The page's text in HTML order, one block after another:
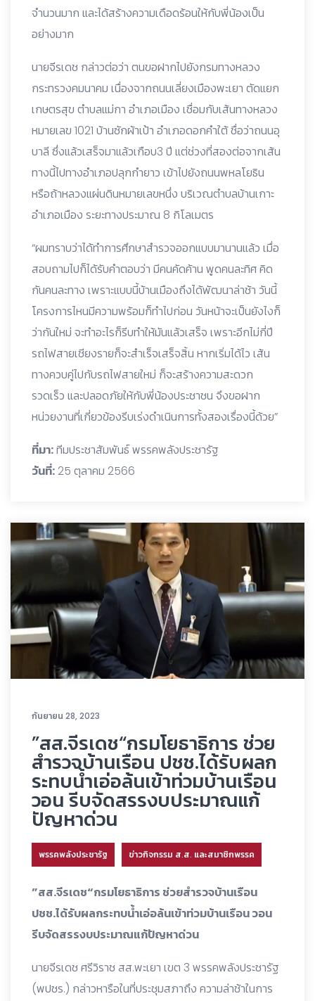
จำนวนมาก และได้สร้างความเดือดร้อนให้กับพี่น้องเป็น
อย่างมาก
นายจีรเดช กล่าวต่อว่า ตนขอฝากไปยังกรมทางหลวง
กระทรวงคมนาคม เนื่องจากถนนเลี่ยงเมืองพะเยา ตัดแยก
เกษตรสุข ตำบลแม่กา อำเภอเมือง เชื่อมกับเส้นทางหลวง
หมายเลข 1021 บ้านซักผ้าเป้า อำเภอดอกคำใต้ ชื่อว่าถนนอุ
บาลี ซึ่งแล้วเสร็จมาแล้วเกือบ3 ปี แต่ช่วงที่สองต่อจากเส้น
ทางนี้ไปทางอำเภอปลุกกำยาว เข้าไปยังถนนพหลโยธิน
หรือถ้าหลวงแผ่นดินหมายเลขหนึ่ง บริเวณตำบลบ้านเกาะ
อำเภอเมือง ระยะทางประมาณ 8 กิโลเมตร
“ผมทราบว่าได้ทำการศึกษาสำรวจออกแบบมานานแล้ว เมื่อ
สอบถามไปก็ได้รับคำตอบว่า มีคนคัดค้าน พูดคนละทิศ คิด
กันคนละทาง เพราะแบบนี้บ้านเมืองถึงได้พัฒนาล่าช้า วันนี้
โครงการไหนมีความพร้อมก็ทำไปก่อน วันหน้าจะเป็นยังไงก็
ว่ากันใหม่ จะทำอะไรก็รีบทำให้มันแล้วเสร็จ เพราะอีกไม่กี่ปี
รถไฟสายเชียงรายก็จะสำเร็จเสร็จสิ้น หากเริ่มได้ไว เส้น
ทางควบคู่ไปกับรถไฟสายใหม่ ก็จะสร้างความสะดวก
รวดเร็ว และปลอดภัยให้กับพี่น้องประชาชน จึงขอฝาก
หน่วยงานที่เกี่ยวข้องรีบเร่งดำเนินการทั้งสองเรื่องนี้ด้วย”
ที่มา:ทีมประชาสัมพันธ์ พรรคพลังประชารัฐ
วันที่: 25 ตุลาคม 2566
กันยายน 28, 2023
”สส.จีรเดช“กรมโยธาธิการ ช่วย
สำรวจบ้านเรือน ปชช.ได้รับผลก
ระทบน้ำเอ่อล้นเข้าท่วมบ้านเรือน
วอน รีบจัดสรรงบประมาณแก้
ปัญหาด่วน
พรรคพลังประชารัฐ ข่าวกิจกรรม ส.ส. และสมาชิกพรรค
”สส.จีรเดช“กรมโยธาธิการ ช่วยสำรวจบ้านเรือน
ปชช.ได้รับผลกระทบน้ำเอ่อล้นเข้าท่วมบ้านเรือน วอน
รีบจัดสรรงบประมาณแก้ปัญหาด่วน
นายจีรเดช ศรีวิราช สส.พะเยา เขต 3 พรรคพลังประชารัฐ
(พปชร.) กล่าวหารือในที่ประชุมสภาถึง ความล่าช้าในการ